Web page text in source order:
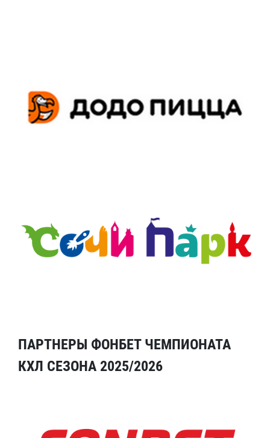
ПАРТНЕРЫ ФОНБЕТ ЧЕМПИОНАТА
КХЛ СЕЗОНА 2025/2026